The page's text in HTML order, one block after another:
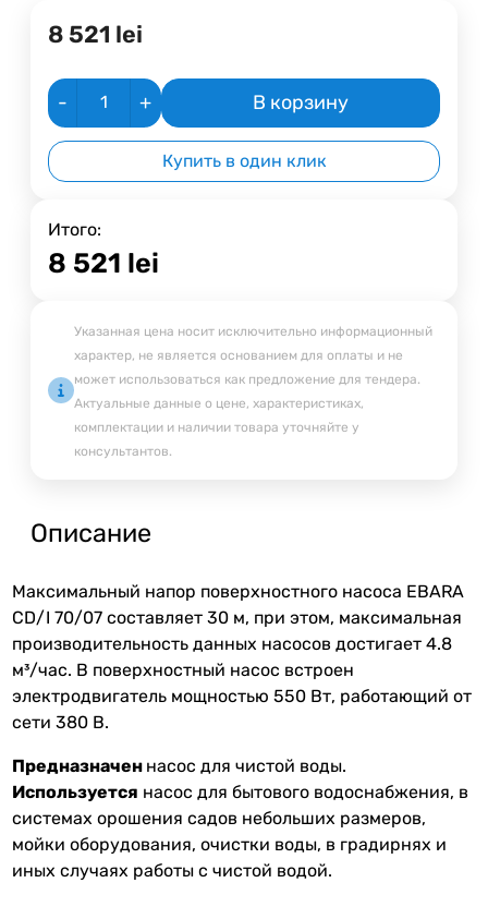
8 521 lei
- + В корзину
Купить в один клик
Итого:
8 521 lei
Указанная цена носит исключительно информационный
характер, не является основанием для оплаты и не
может использоваться как предложение для тендера.
Актуальные данные о цене, характеристиках,
комплектации и наличии товара уточняйте у
консультантов.
Описание
Максимальный напор поверхностного насоса EBARA
CD/I 70/07 составляет 30 м, при этом, максимальная
производительность данных насосов достигает 4.8
м³/час. В поверхностный насос встроен
электродвигатель мощностью 550 Вт, работающий от
сети 380 В.
Предназначен насос для чистой воды.
Используется насос для бытового водоснабжения, в
системах орошения садов небольших размеров,
мойки оборудования, очистки воды, в градирнях и
иных случаях работы с чистой водой.